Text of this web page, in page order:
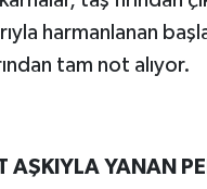
harmanlanan
tam not alıyor.
AŞKIYLA YANAN